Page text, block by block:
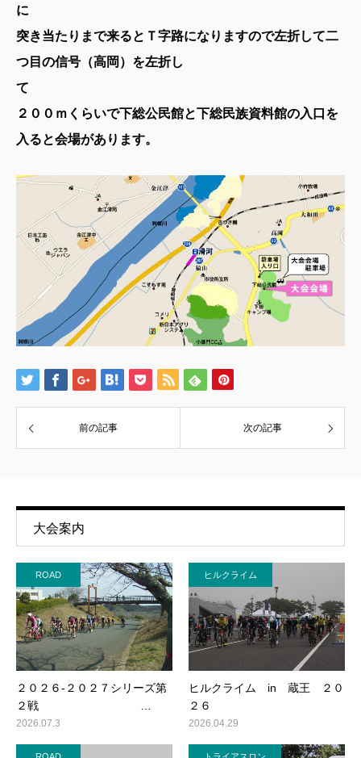
突き当たりまで来るとＴ字路になりますので左折して二
つ目の信号（高岡）を左折し
２００ｍくらいで下総公民館と下総民族資料館の入口を
入ると会場があります。
前の記事 次の記事
大会案内
ROAD
２０２６-２０２７シリーズ第
２戦 …
2026.07.3
ヒルクライム
ヒルクライム in 蔵王 ２０
２６
2026.04.29